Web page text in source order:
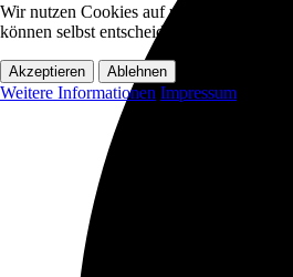
Wir nutzen Cookies auf unserer
können selbst entscheiden, ob Sie die
Akzeptieren Ablehnen
Weitere Informationen Impressum